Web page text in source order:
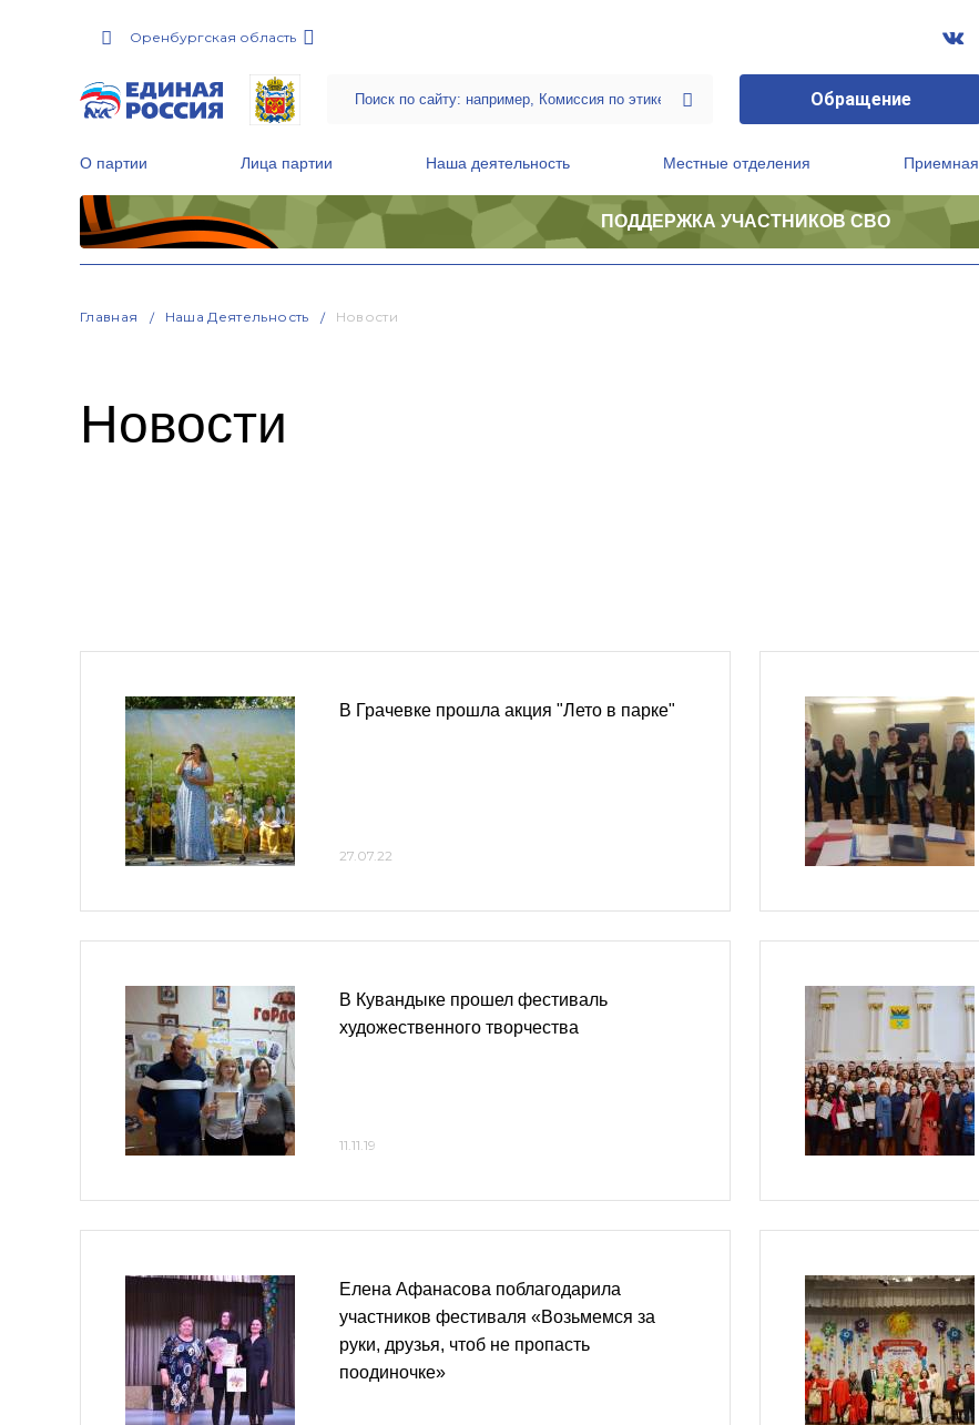
Оренбургская область
Обращение
О партии Лица партии Наша деятельность Местные отделения Приемная
ПОДДЕРЖКА УЧАСТНИКОВ СВО
Главная Наша Деятельность Новости
Новости
В Грачевке прошла акция "Лето в парке"
27.07.22
В Кувандыке прошел фестиваль
художественного творчества
11.11.19
Елена Афанасова поблагодарила
участников фестиваля «Возьмемся за
руки, друзья, чтоб не пропасть
поодиночке»